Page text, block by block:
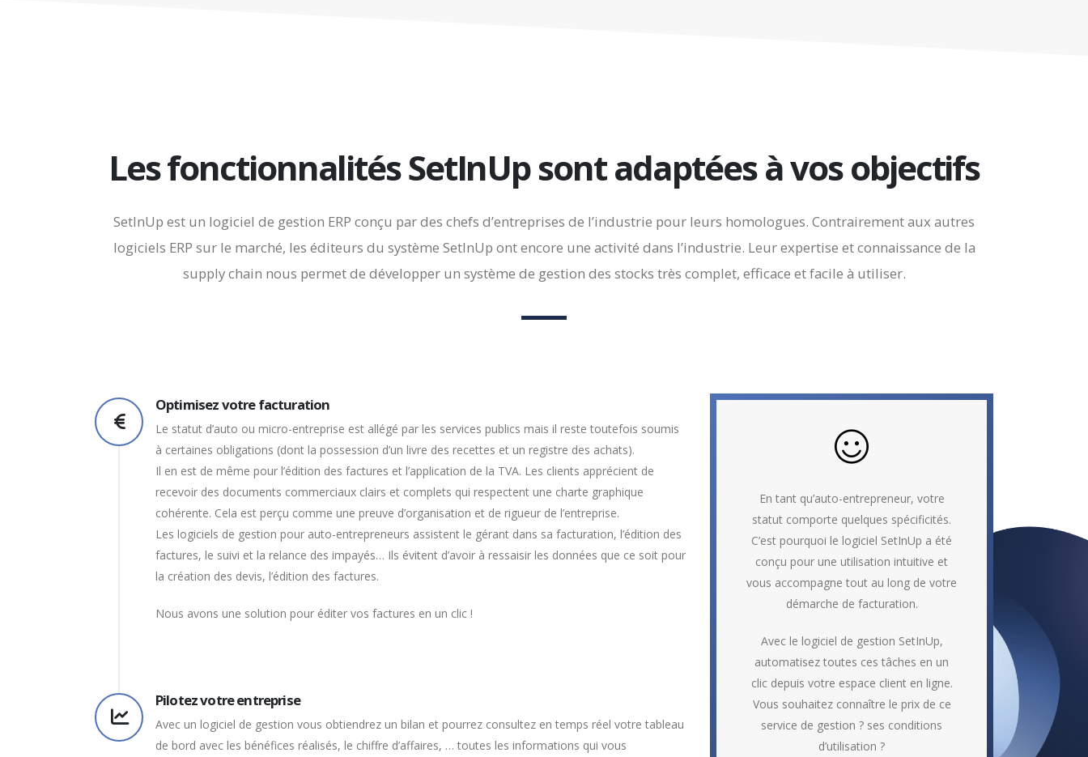
Les fonctionnalités SetInUp sont adaptées à vos objectifs
SetInUp est un logiciel de gestion ERP conçu par des chefs d’entreprises de l’industrie pour leurs homologues. Contrairement aux autres
logiciels ERP sur le marché, les éditeurs du système SetInUp ont encore une activité dans l’industrie. Leur expertise et connaissance de la
supply chain nous permet de développer un système de gestion des stocks très complet, efficace et facile à utiliser.
Optimisez votre facturation
Le statut d’auto ou micro-entreprise est allégé par les services publics mais il reste toutefois soumis
à certaines obligations (dont la possession d’un livre des recettes et un registre des achats).
Il en est de même pour l’édition des factures et l’application de la TVA. Les clients apprécient de
recevoir des documents commerciaux clairs et complets qui respectent une charte graphique
cohérente. Cela est perçu comme une preuve d’organisation et de rigueur de l’entreprise.
Les logiciels de gestion pour auto-entrepreneurs assistent le gérant dans sa facturation, l’édition des
factures, le suivi et la relance des impayés… Ils évitent d’avoir à ressaisir les données que ce soit pour
la création des devis, l’édition des factures.
Nous avons une solution pour éditer vos factures en un clic !
Pilotez votre entreprise
Avec un logiciel de gestion vous obtiendrez un bilan et pourrez consultez en temps réel votre tableau
de bord avec les bénéfices réalisés, le chiffre d’affaires, … toutes les informations qui vous
En tant qu’auto-entrepreneur, votre
statut comporte quelques spécificités.
C’est pourquoi le logiciel SetInUp a été
conçu pour une utilisation intuitive et
vous accompagne tout au long de votre
démarche de facturation.
Avec le logiciel de gestion SetInUp,
automatisez toutes ces tâches en un
clic depuis votre espace client en ligne.
Vous souhaitez connaître le prix de ce
service de gestion ? ses conditions
d’utilisation ?